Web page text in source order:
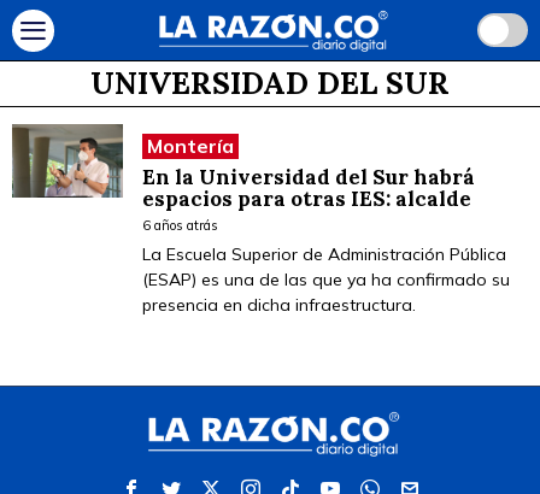
UNIVERSIDAD DEL SUR
Montería
En la Universidad del Sur habrá
espacios para otras IES: alcalde
6 años atrás
La Escuela Superior de Administración Pública
(ESAP) es una de las que ya ha confirmado su
presencia en dicha infraestructura.